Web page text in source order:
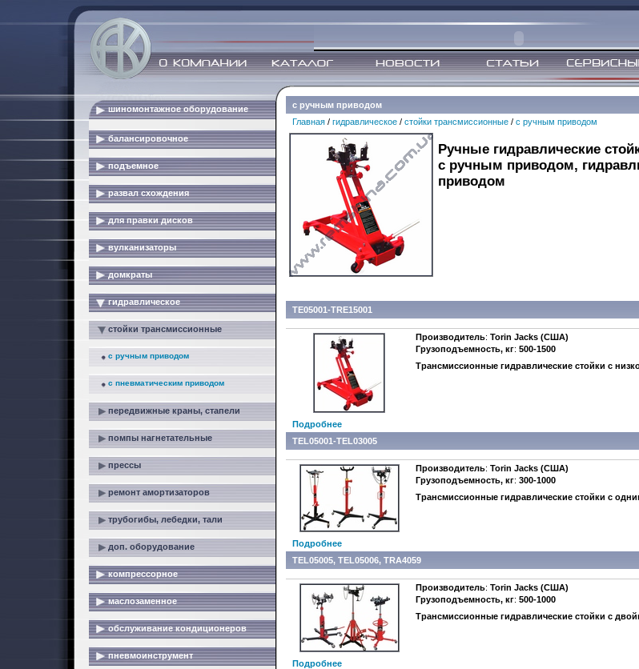
шиномонтажное оборудование
балансировочное
подъемное
развал схождения
для правки дисков
вулканизаторы
домкраты
гидравлическое
стойки трансмиссионные
с ручным приводом
с пневматическим приводом
передвижные краны, стапели
помпы нагнетательные
прессы
ремонт амортизаторов
трубогибы, лебедки, тали
доп. оборудование
компрессорное
маслозаменное
обслуживание кондиционеров
пневмоинструмент
с ручным приводом
Главная / гидравлическое / стойки трансмиссионные / с ручным приводом
Ручные гидравлические
с ручным приводом,
приводом
TE05001-TRE15001
Производитель: Torin Jacks (США)
Грузоподъемность, кг: 500-1500
Трансмиссионные гидравлические стойки с
Подробнее
TEL05001-TEL03005
Производитель: Torin Jacks (США)
Грузоподъемность, кг: 300-1000
Трансмиссионные гидравлические стойки с
Подробнее
TEL05005, TEL05006, TRA4059
Производитель: Torin Jacks (США)
Грузоподъемность, кг: 500-1000
Трансмиссионные гидравлические стойки с
Подробнее